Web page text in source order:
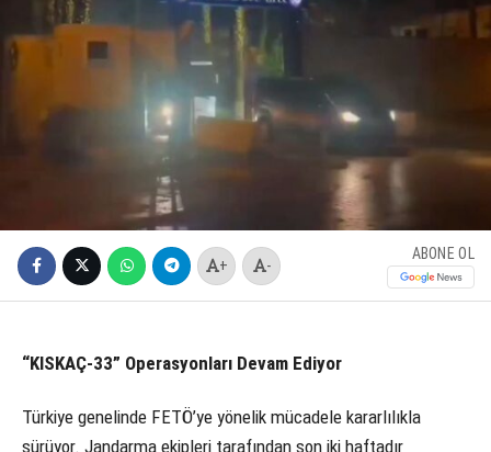
+ -
ABONE OL
“KISKAÇ-33” Operasyonları Devam Ediyor
Türkiye genelinde FETÖ’ye yönelik mücadele kararlılıkla
sürüyor. Jandarma ekipleri tarafından son iki haftadır